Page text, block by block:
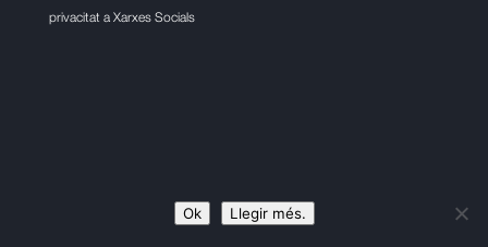
privacitat a Xarxes Socials
Ok Llegir més.